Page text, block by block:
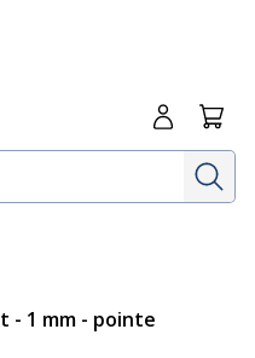
Me
- 1 mm - pointe